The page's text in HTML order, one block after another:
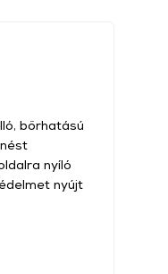
bőrhatású
nyíló
nyújt